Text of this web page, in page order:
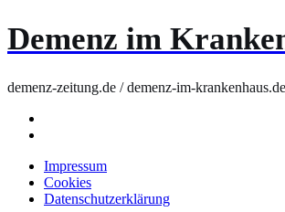
Demenz im
demenz-zeitung.de / demenz-im-
Impressum
Cookies
Datenschutzerklärung